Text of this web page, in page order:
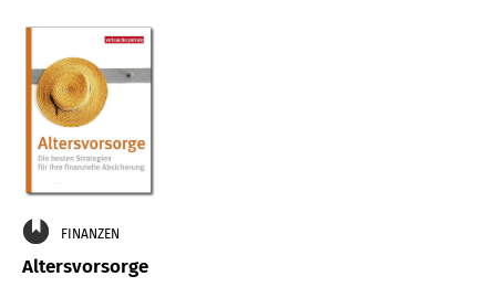
FINANZEN
Altersvorsorge